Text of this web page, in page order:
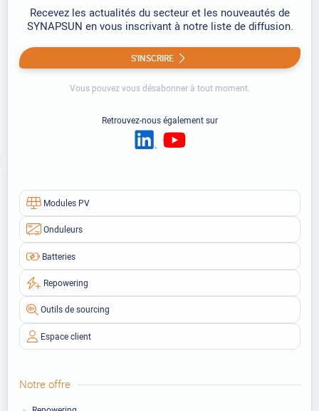
Modules PV
Onduleurs
Batteries
Repowering
Outils de sourcing
Espace client
Notre offre
Recevez les actualités du secteur et les nouveautés de
SYNAPSUN en vous inscrivant à notre liste de diffusion.
S'INSCRIRE
Vous pouvez vous désabonner à tout moment.
Retrouvez-nous également sur